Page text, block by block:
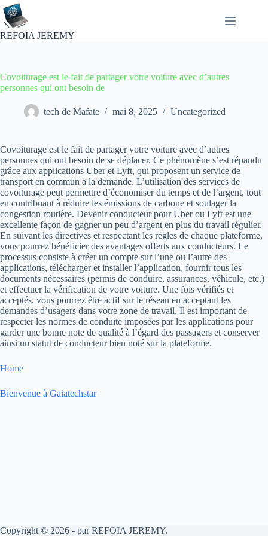
Passer
au
contenu
REFOIA JEREMY
Covoiturage est le fait de partager votre voiture avec d’autres
personnes qui ont besoin de
tech de Mafate mai 8, 2025 Uncategorized
Covoiturage est le fait de partager votre voiture avec d’autres
personnes qui ont besoin de se déplacer. Ce phénomène s’est répandu
grâce aux applications Uber et Lyft, qui proposent un service de
transport en commun à la demande. L’utilisation des services de
covoiturage peut permettre d’économiser du temps et de l’argent, tout
en contribuant à réduire les émissions de carbone et soulager la
congestion routière. Devenir conducteur pour Uber ou Lyft est une
excellente façon de gagner un peu d’argent en plus du travail régulier.
En suivant les directives et respectant les règles de chaque plateforme,
vous pourrez bénéficier des avantages offerts aux conducteurs. Le
processus consiste à créer un compte sur l’une ou l’autre des
applications, télécharger et installer l’application, fournir tous les
documents nécessaires (permis de conduire, assurances, véhicule, etc.)
et effectuer la vérification de votre voiture. Une fois vérifiés et
acceptés, vous pourrez être actif sur le réseau en acceptant les
demandes d’usagers dans votre zone de travail. Il est important de
respecter les normes de conduite imposées par les applications pour
garder une bonne note de qualité à l’égard des passagers et conserver
ainsi un statut de conducteur bien noté sur la plateforme.
Home
Bienvenue à Gaiatechstar
Copyright © 2026 - par REFOIA JEREMY.